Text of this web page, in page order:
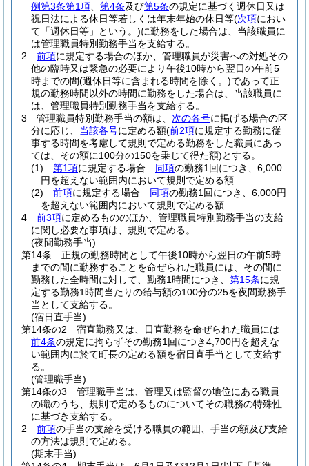
例第3条第1項
第4条及び第5条の規定に基づく週休日又は
祝日法による休日等若しくは年末年始の休日等(次項におい
て「週休日等」という。)に勤務をした場合は、当該職員に
は管理職員特別勤務手当を支給する。
2
前項に規定する場合のほか、管理職員が災害への対処その
他の臨時又は緊急の必要により午後10時から翌日の午前5
時までの間(週休日等に含まれる時間を除く。)であって正
規の勤務時間以外の時間に勤務をした場合は、当該職員に
は、管理職員特別勤務手当を支給する。
3
管理職員特別勤務手当の額は、 次の各号に掲げる場合の区
分に応じ、 当該各号に定める額(前2項に規定する勤務に従
事する時間を考慮して規則で定める勤務をした職員にあっ
ては、その額に100分の150を乗じて得た額)とする。
(1)
第1項に規定する場合 同項の勤務1回につき、6,000
円を超えない範囲内において規則で定める額
(2)
前項に規定する場合 同項の勤務1回につき、6,000円
を超えない範囲内において規則で定める額
4
前3項に定めるもののほか、管理職員特別勤務手当の支給
に関し必要な事項は、規則で定める。
(夜間勤務手当)
第14条
正規の勤務時間として午後10時から翌日の午前5時
までの間に勤務することを命ぜられた職員には、その間に
勤務した全時間に対して、勤務1時間につき、 第15条に規
定する勤務1時間当たりの給与額の100分の25を夜間勤務手
当として支給する。
(宿日直手当)
第14条の2
宿直勤務又は、日直勤務を命ぜられた職員には
前4条の規定に拘らずその勤務1回につき4,700円を超えな
い範囲内に於て町長の定める額を宿日直手当として支給す
る。
(管理職手当)
第14条の3
管理職手当は、管理又は監督の地位にある職員
の職のうち、規則で定めるものについてその職務の特殊性
に基づき支給する。
2
前項の手当の支給を受ける職員の範囲、手当の額及び支給
の方法は規則で定める。
(期末手当)